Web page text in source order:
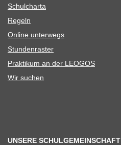
Schul­charta
Regeln
Online unter­wegs
Stun­den­ras­ter
Prak­ti­kum an der LEOGOS
Wir suchen
UNSERE SCHULGEMEINSCHAFT